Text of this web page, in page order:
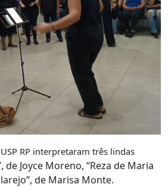
RP interpretaram três lindas
de Joyce Moreno, “Reza de Maria
de Marisa Monte.